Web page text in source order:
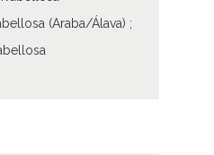
(Araba/Álava) ;